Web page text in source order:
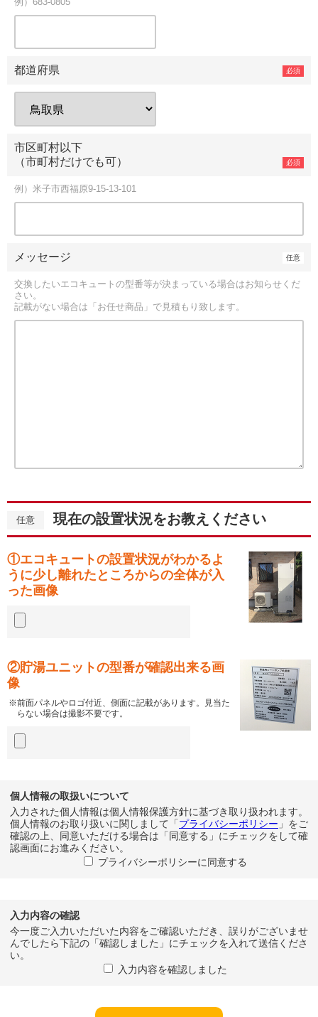
都道府県
市区町村以下
（市町村だけでも可）
例）米子市西福原9-15-13-101
メッセージ
交換したいエコキュートの型番等が決まっている場合はお知らせくだ
さい。
記載がない場合は「お任せ商品」で見積もり致します。
任意 現在の設置状況をお教えください
①エコキュートの設置状況がわかるよ
うに少し離れたところからの全体が入
った画像
②貯湯ユニットの型番が確認出来る画
像
前面パネルやロゴ付近、側面に記載があります。見当た
らない場合は撮影不要です。
個人情報の取扱いについて
入力された個人情報は個人情報保護方針に基づき取り扱われます。
個人情報のお取り扱いに関しまして「プライバシーポリシー 」をご
確認の上、同意いただける場合は「同意する」にチェックをして確
認画面にお進みください。
プライバシーポリシーに同意する
入力内容の確認
今一度ご入力いただいた内容をご確認いただき、誤りがございませ
んでしたら下記の「確認しました」にチェックを入れて送信くださ
い。
入力内容を確認しました